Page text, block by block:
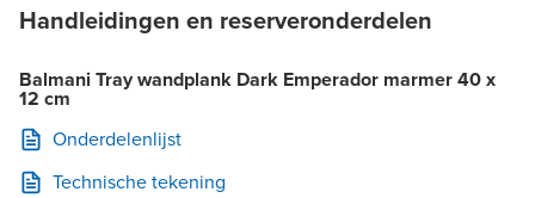
Handleidingen en reserveronderdelen
Balmani Tray wandplank Dark Emperador marmer 40 x
12 cm
Onderdelenlijst
Technische tekening